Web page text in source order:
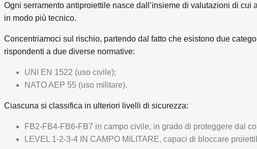
Ogni serramento antiproiettile nasce dall’insieme di valutazioni di
in modo più tecnico.
Concentriamoci sul rischio, partendo dal fatto che esistono due
rispondenti a due diverse normative:
UNI EN 1522 (uso civile);
NATO AEP 55 (uso militare).
Ciascuna si classifica in ulteriori livelli di sicurezza:
FB2-FB4-FB6-FB7 in campo civile, in grado di proteggere dal
LEVEL 1-2-3-4 IN CAMPO MILITARE, capaci di bloccare